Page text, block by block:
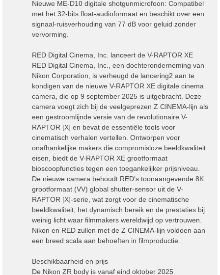
Nieuwe ME-D10 digitale shotgunmicrofoon: Compatibel
met het 32-bits float-audioformaat en beschikt over een
signaal-ruisverhouding van 77 dB voor geluid zonder
vervorming.
RED Digital Cinema, Inc. lanceert de V-RAPTOR XE
RED Digital Cinema, Inc., een dochteronderneming van
Nikon Corporation, is verheugd de lancering2 aan te
kondigen van de nieuwe V-RAPTOR XE digitale cinema
camera, die op 9 september 2025 is uitgebracht. Deze
camera voegt zich bij de veelgeprezen Z CINEMA-lijn als
een gestroomlijnde versie van de revolutionaire V-
RAPTOR [X] en bevat de essentiële tools voor
cinematisch verhalen vertellen. Ontworpen voor
onafhankelijke makers die compromisloze beeldkwaliteit
eisen, biedt de V-RAPTOR XE grootformaat
bioscoopfuncties tegen een toegankelijker prijsniveau.
De nieuwe camera behoudt RED’s toonaangevende 8K
grootformaat (VV) global shutter-sensor uit de V-
RAPTOR [X]-serie, wat zorgt voor de cinematische
beeldkwaliteit, het dynamisch bereik en de prestaties bij
weinig licht waar filmmakers wereldwijd op vertrouwen.
Nikon en RED zullen met de Z CINEMA-lijn voldoen aan
een breed scala aan behoeften in filmproductie.
Beschikbaarheid en prijs
De Nikon ZR body is vanaf eind oktober 2025